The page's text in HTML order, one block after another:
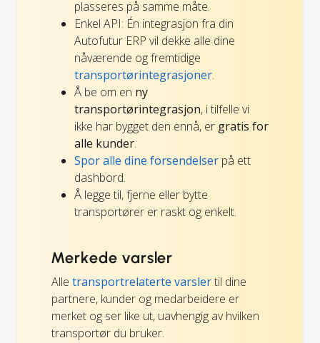
plasseres på samme måte.
Enkel API: Én integrasjon fra din
Autofutur ERP vil dekke alle dine
nåværende og fremtidige
transportørintegrasjoner.
Å be om en ny
transportørintegrasjon, i tilfelle vi
ikke har bygget den ennå, er gratis for
alle kunder.
Spor alle dine forsendelser på ett
dashbord.
Å legge til, fjerne eller bytte
transportører er raskt og enkelt.
Merkede varsler
Alle transportrelaterte varslertil dine
partnere, kunder og medarbeidere er
merket og ser like ut, uavhengig av hvilken
transportør du bruker.